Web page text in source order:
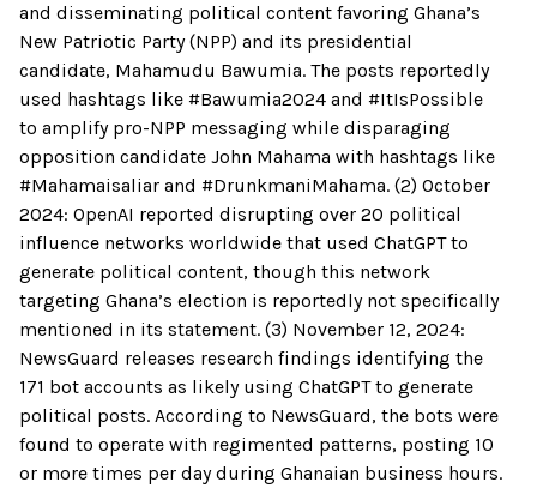
and disseminating political content favoring Ghana’s
New Patriotic Party (NPP) and its presidential
candidate, Mahamudu Bawumia. The posts reportedly
used hashtags like #Bawumia2024 and #ItIsPossible
to amplify pro-NPP messaging while disparaging
opposition candidate John Mahama with hashtags like
#Mahamaisaliar and #DrunkmaniMahama. (2) October
2024: OpenAI reported disrupting over 20 political
influence networks worldwide that used ChatGPT to
generate political content, though this network
targeting Ghana’s election is reportedly not specifically
mentioned in its statement. (3) November 12, 2024:
NewsGuard releases research findings identifying the
171 bot accounts as likely using ChatGPT to generate
political posts. According to NewsGuard, the bots were
found to operate with regimented patterns, posting 10
or more times per day during Ghanaian business hours.